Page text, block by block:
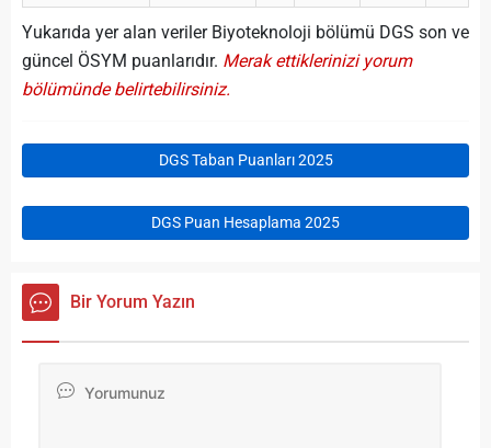
Yukarıda yer alan veriler Biyoteknoloji bölümü DGS son ve
güncel ÖSYM puanlarıdır. Merak ettiklerinizi yorum
bölümünde belirtebilirsiniz.
DGS Taban Puanları 2025
DGS Puan Hesaplama 2025
Bir Yorum Yazın